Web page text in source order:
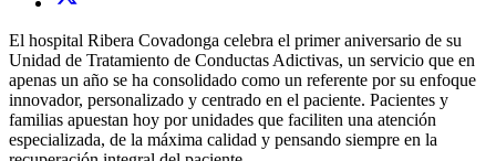
El hospital Ribera Covadonga celebra el primer aniversario de su
Unidad de Tratamiento de Conductas Adictivas, un servicio que en
apenas un año se ha consolidado como un referente por su enfoque
innovador, personalizado y centrado en el paciente. Pacientes y
familias apuestan hoy por unidades que faciliten una atención
especializada, de la máxima calidad y pensando siempre en la